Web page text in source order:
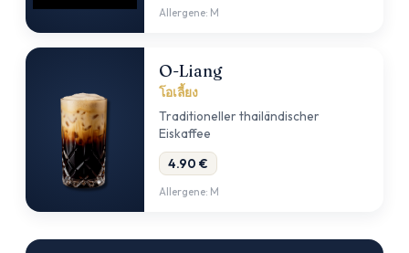
Allergene: M
O-Liang
โอเลี้ยง
Traditioneller thailändischer
Eiskaffee
4.90 €
Allergene: M